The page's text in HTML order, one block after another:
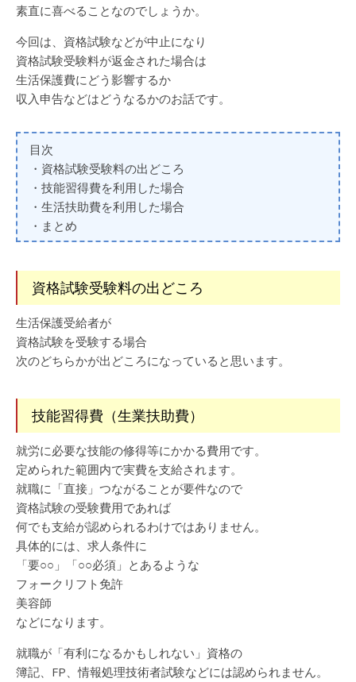
素直に喜べることなのでしょうか。
今回は、資格試験などが中止になり
資格試験受験料が返金された場合は
生活保護費にどう影響するか
収入申告などはどうなるかのお話です。
目次
・資格試験受験料の出どころ
・技能習得費を利用した場合
・生活扶助費を利用した場合
・まとめ
資格試験受験料の出どころ
生活保護受給者が
資格試験を受験する場合
次のどちらかが出どころになっていると思います。
技能習得費（生業扶助費）
就労に必要な技能の修得等にかかる費用です。
定められた範囲内で実費を支給されます。
就職に「直接」つながることが要件なので
資格試験の受験費用であれば
何でも支給が認められるわけではありません。
具体的には、求人条件に
「要○○」「○○必須」とあるような
フォークリフト免許
美容師
などになります。
就職が「有利になるかもしれない」資格の
簿記、FP、情報処理技術者試験などには認められません。